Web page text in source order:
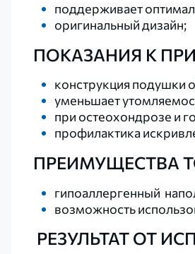
поддерживает
оригинальный дизайн;
ПОКАЗАНИЯ К
конструкция подушки
уменьшает
при остеохондрозе и
профилактика
ПРЕИМУЩЕСТВА
гипоаллергенный
возможность
РЕЗУЛЬТАТ ОТ